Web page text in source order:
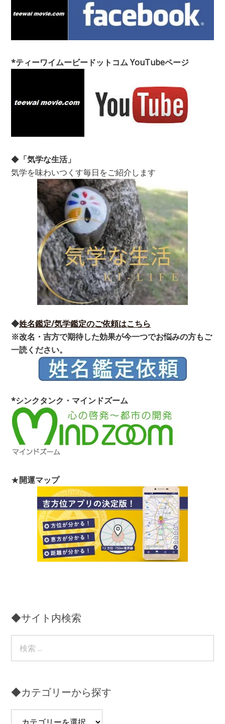
*ティーワイムービードットコム YouTubeページ
◆ 「気学な生活」
気学を味わいつくす毎日をご紹介します
◆姓名鑑定/気学鑑定のご依頼はこちら
※改名・吉方で期待した効果が今一つでお悩みの方もご
一読ください。
*シンクタンク・マインドズーム
★開運マップ
◆サイト内検索
◆カテゴリーから探す